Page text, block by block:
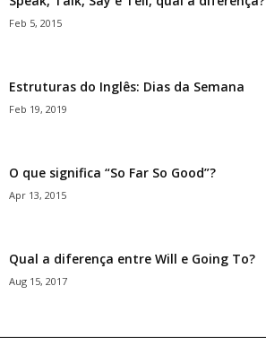
Feb 5, 2015
Estruturas do Inglês: Dias da Semana
Feb 19, 2019
O que significa “So Far So Good”?
Apr 13, 2015
Qual a diferença entre Will e Going To?
Aug 15, 2017